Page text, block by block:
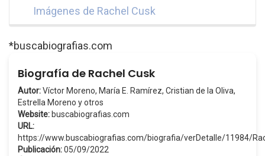
Imágenes de Rachel Cusk
*buscabiografias.com
Biografía de Rachel Cusk
Autor:Víctor Moreno, María E. Ramírez, Cristian de la Oliva,
Estrella Moreno y otros
Website: buscabiografias.com
URL:
https://www.buscabiografias.com/biografia/verDetalle/11984/
Publicación:05/09/2022